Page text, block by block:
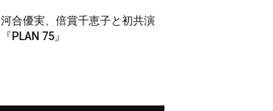
河合優実、倍賞千恵子と初共演
『PLAN 75』